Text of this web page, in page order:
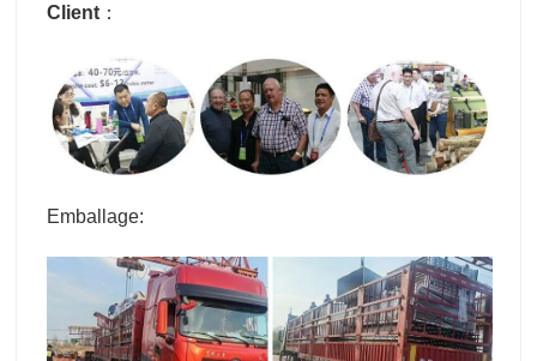
Client ：
Emballage: